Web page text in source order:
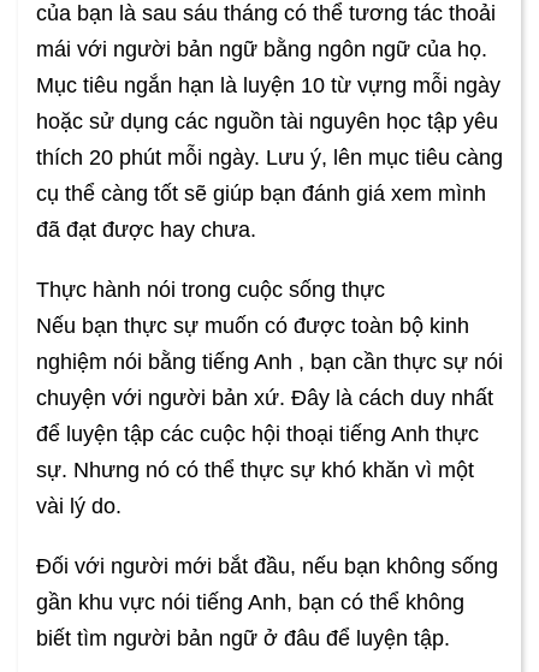
của bạn là sau sáu tháng có thể tương tác thoải
mái với người bản ngữ bằng ngôn ngữ của họ.
Mục tiêu ngắn hạn là luyện 10 từ vựng mỗi ngày
hoặc sử dụng các nguồn tài nguyên học tập yêu
thích 20 phút mỗi ngày. Lưu ý, lên mục tiêu càng
cụ thể càng tốt sẽ giúp bạn đánh giá xem mình
đã đạt được hay chưa.
Thực hành nói trong cuộc sống thực
Nếu bạn thực sự muốn có được toàn bộ kinh
nghiệm nói bằng tiếng Anh , bạn cần thực sự nói
chuyện với người bản xứ. Đây là cách duy nhất
để luyện tập các cuộc hội thoại tiếng Anh thực
sự. Nhưng nó có thể thực sự khó khăn vì một
vài lý do.
Đối với người mới bắt đầu, nếu bạn không sống
gần khu vực nói tiếng Anh, bạn có thể không
biết tìm người bản ngữ ở đâu để luyện tập.